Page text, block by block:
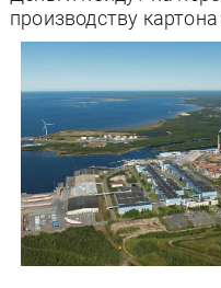
производству